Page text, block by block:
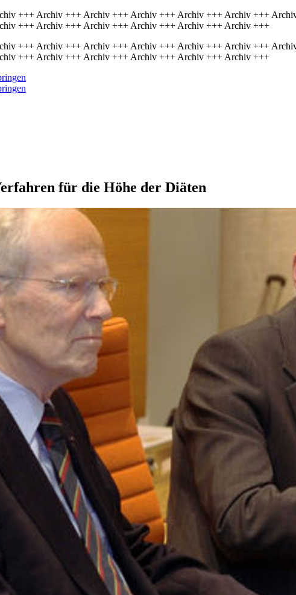
+++ Archiv +++ Archiv +++ Archiv +++ Archiv +++ Archiv +++
+++ Archiv +++ Archiv +++ Archiv +++ Archiv +++ Archiv +++
+++ Archiv +++ Archiv +++ Archiv +++ Archiv +++ Archiv +++
+++ Archiv +++ Archiv +++ Archiv +++ Archiv +++ Archiv +++
für die Höhe der Diäten